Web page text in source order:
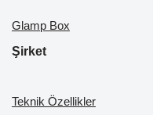
Glamp Box
Şirket
Teknik Özellikler